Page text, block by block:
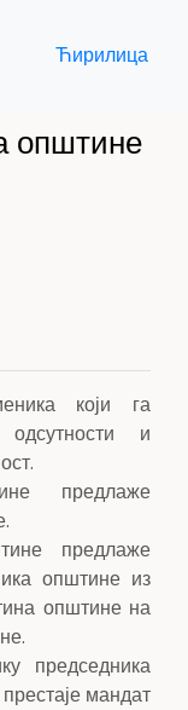
Ћирилица
општине
који га
и
предлаже
предлаже
општине из
општине на
председника
мандат